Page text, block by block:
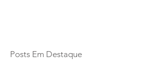
Posts Em Destaque